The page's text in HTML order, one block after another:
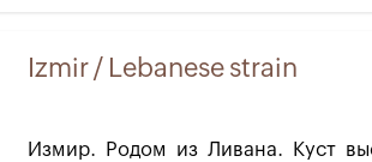
Izmir / Lebanese strain
Измир. Родом из Ливана. Куст